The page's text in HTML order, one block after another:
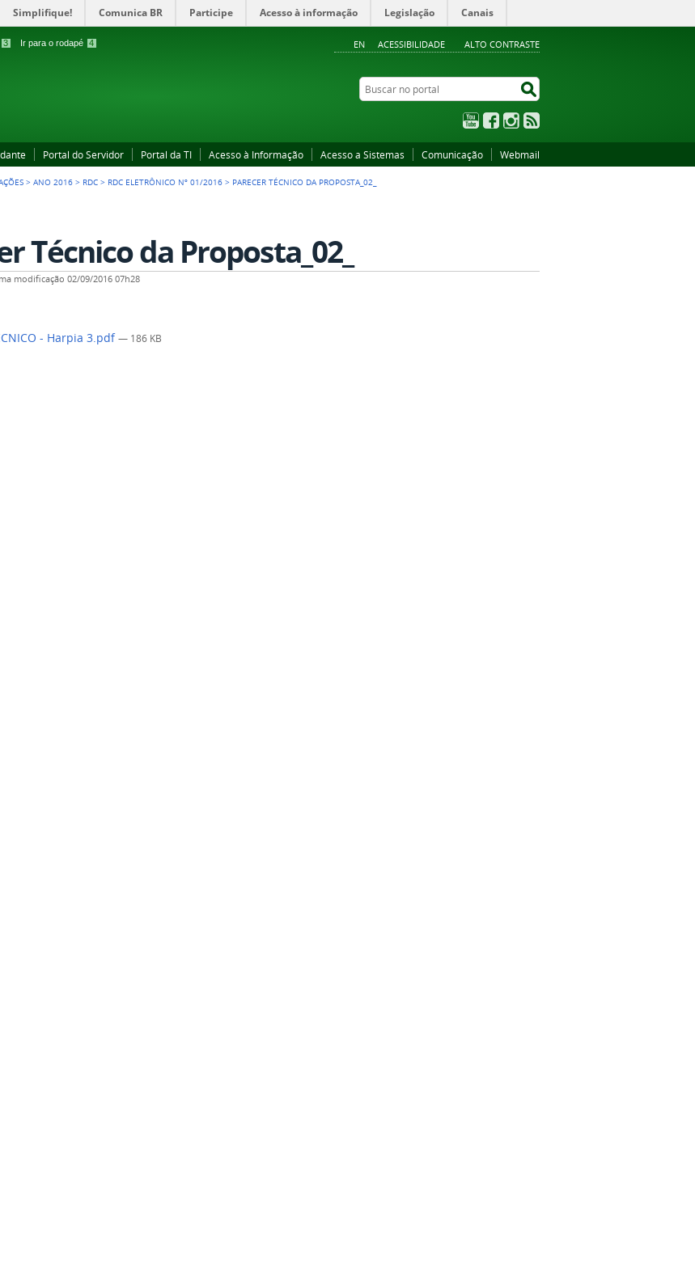
Simplifique! Comunica BR Participe Acesso à informação Legislação Canais
3 Ir para o rodapé 4 EN ACESSIBILIDADE ALTO CONTRASTE
Buscar no portal
YouTubeFacebookInstagram
Portal do Servidor Portal da TI Acesso à Informação Acesso a Sistemas Comunicação Webmail
>ANO 2016 > RDC > RDC ELETRÔNICO Nº 01/2016 > PARECER TÉCNICO DA PROPOSTA_02_
Técnico da Proposta_02_
modificação 02/09/2016 07h28
- Harpia 3.pdf— 186 KB